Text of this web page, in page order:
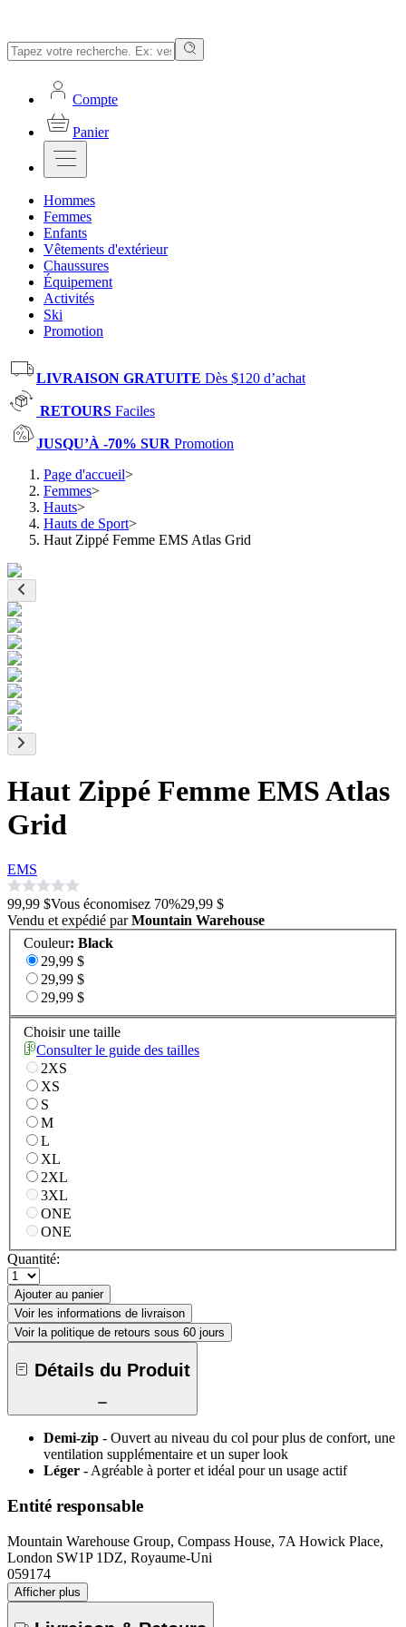
Compte
Panier
Hommes
Femmes
Enfants
Vêtements d'extérieur
Chaussures
Équipement
Activités
Ski
Promotion
LIVRAISON GRATUITE Dès $120 d’achat
RETOURS Faciles
JUSQU’À -70% SUR Promotion
Page d'accueil>
Femmes>
Hauts>
Hauts de Sport>
Haut Zippé Femme EMS Atlas Grid
Haut Zippé Femme EMS Atlas
Grid
EMS
99,99 $Vous économisez 70%29,99 $
Vendu et expédié parMountain Warehouse
Couleur: Black
29,99 $
29,99 $
29,99 $
Choisir une taille
Consulter le guide des tailles
2XS
XS
S
M
L
XL
2XL
3XL
ONE
ONE
Quantité:
Ajouter au panier
Voir les informations de livraison
Voir la politique de retours sous 60 jours
Détails du Produit
Demi-zip - Ouvert au niveau du col pour plus de confort, une
ventilation supplémentaire et un super look
Léger - Agréable à porter et idéal pour un usage actif
Entité responsable
Mountain Warehouse Group, Compass House, 7A Howick Place,
London SW1P 1DZ, Royaume-Uni
059174
Afficher plus